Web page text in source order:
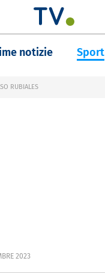
notizie Sport
RUBIALES
2023